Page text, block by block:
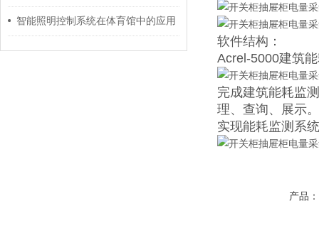
智能照明控制系统在体育馆中的应用
软件结构：
Acrel-5000建筑
完成建筑能耗监
理、查询、展示。
实现能耗监测系
产品：